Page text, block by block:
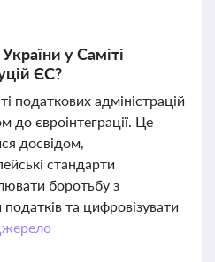
у Саміті
ЄС?
податкових адміністрацій
євроінтеграції. Це
досвідом,
стандарти
боротьбу з
та цифровізувати